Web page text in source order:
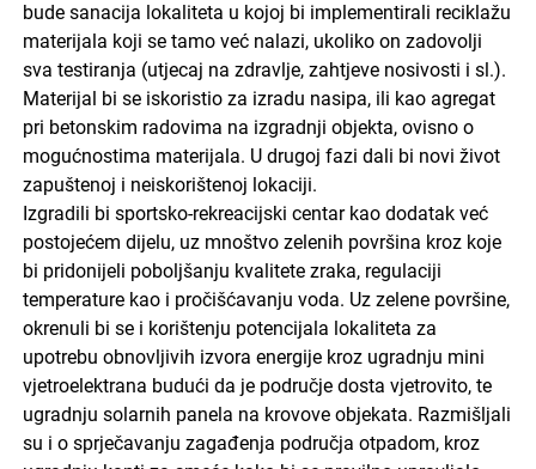
bude sanacija lokaliteta u kojoj bi implementirali reciklažu
materijala koji se tamo već nalazi, ukoliko on zadovolji
sva testiranja (utjecaj na zdravlje, zahtjeve nosivosti i sl.).
Materijal bi se iskoristio za izradu nasipa, ili kao agregat
pri betonskim radovima na izgradnji objekta, ovisno o
mogućnostima materijala. U drugoj fazi dali bi novi život
zapuštenoj i neiskorištenoj lokaciji.
Izgradili bi sportsko-rekreacijski centar kao dodatak već
postojećem dijelu, uz mnoštvo zelenih površina kroz koje
bi pridonijeli poboljšanju kvalitete zraka, regulaciji
temperature kao i pročišćavanju voda. Uz zelene površine,
okrenuli bi se i korištenju potencijala lokaliteta za
upotrebu obnovljivih izvora energije kroz ugradnju mini
vjetroelektrana budući da je područje dosta vjetrovito, te
ugradnju solarnih panela na krovove objekata. Razmišljali
su i o sprječavanju zagađenja područja otpadom, kroz